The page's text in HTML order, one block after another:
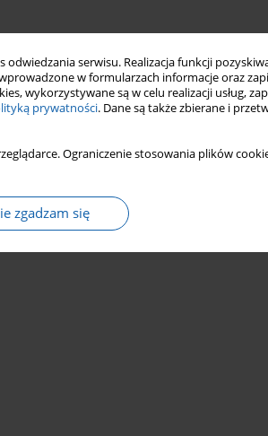
serwisu. Realizacja funkcji
w formularzach informacje oraz
wykorzystywane są w celu realizacji usług,
prywatności. Dane są także zbierane i
Ograniczenie stosowania plików
zgadzam się